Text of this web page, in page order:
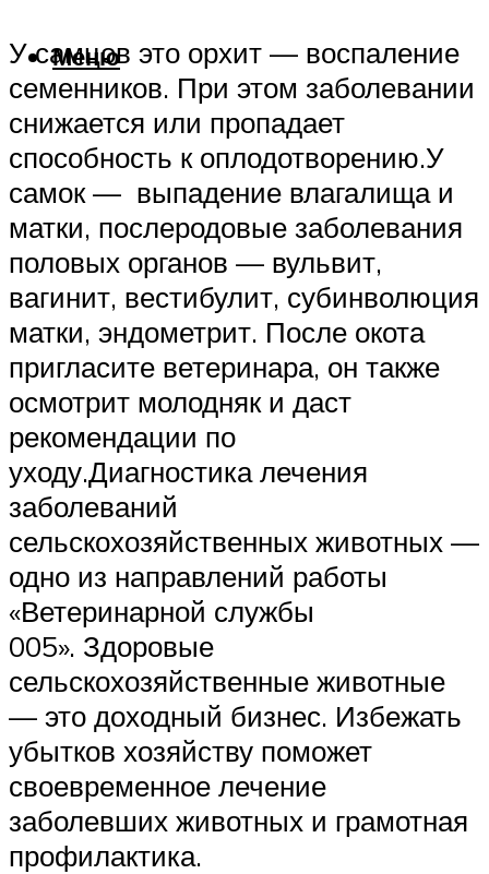
Меню
У самцов это орхит — воспаление
семенников. При этом заболевании
снижается или пропадает
способность к оплодотворению.У
самок — выпадение влагалища и
матки, послеродовые заболевания
половых органов — вульвит,
вагинит, вестибулит, субинволюция
матки, эндометрит. После окота
пригласите ветеринара, он также
осмотрит молодняк и даст
рекомендации по
уходу.Диагностика лечения
заболеваний
сельскохозяйственных животных —
одно из направлений работы
«Ветеринарной службы
005». Здоровые
сельскохозяйственные животные
— это доходный бизнес. Избежать
убытков хозяйству поможет
своевременное лечение
заболевших животных и грамотная
профилактика.